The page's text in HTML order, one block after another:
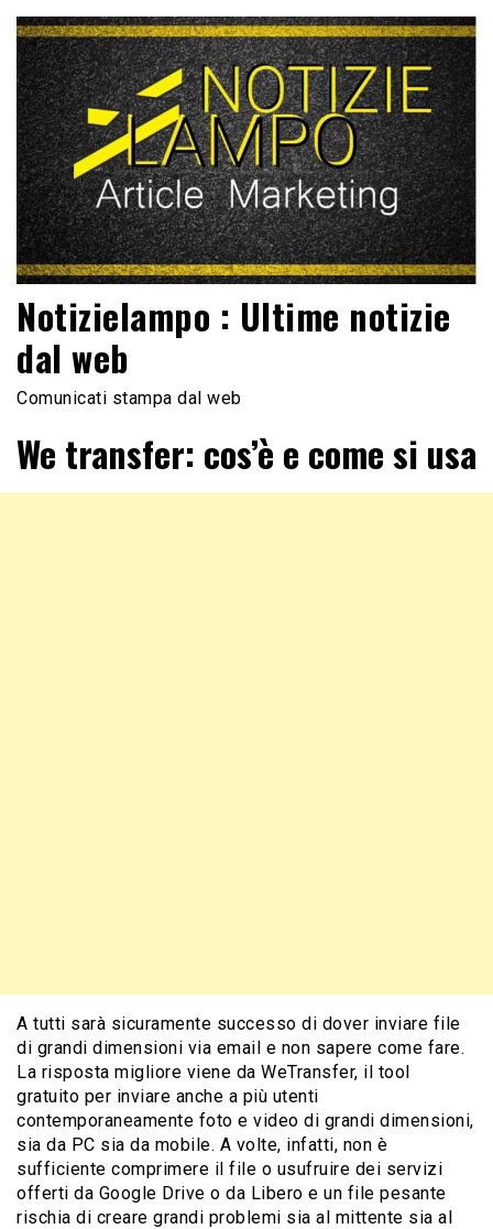
Notizielampo : Ultime notizie
dal web
Comunicati stampa dal web
We transfer: cos’è e come si usa
A tutti sarà sicuramente successo di dover inviare file
di grandi dimensioni via email e non sapere come fare.
La risposta migliore viene da WeTransfer, il tool
gratuito per inviare anche a più utenti
contemporaneamente foto e video di grandi dimensioni,
sia da PC sia da mobile. A volte, infatti, non è
sufficiente comprimere il file o usufruire dei servizi
offerti da Google Drive o da Libero e un file pesante
rischia di creare grandi problemi sia al mittente sia al